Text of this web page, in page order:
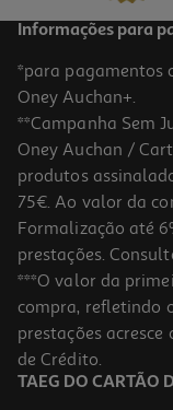
Rato Sem Fios
16.99 €/un
16,99 €
Informações para
*para pagamentos
Oney Auchan+.
**Campanha Sem
Oney Auchan /
produtos
75€. Ao valor da
Formalização até
prestações.
***O valor da
compra, refletindo
prestações
de Crédito.
TAEG DO CARTÃO